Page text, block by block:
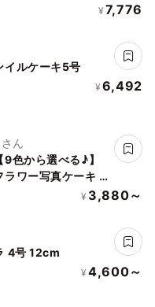
¥ 7,776
イルケーキ5号
¥ 6,492
ん
色から選べる♪】
ラワー写真ケーキ 3
¥ 3,880～
4号 12cm
¥ 4,600～